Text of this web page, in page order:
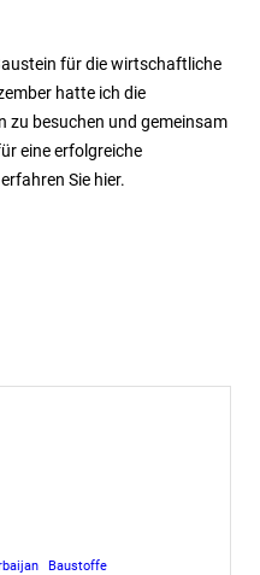
für die wirtschaftliche
hatte ich die
zu besuchen und gemeinsam
eine erfolgreiche
Sie hier.
Baustoffe